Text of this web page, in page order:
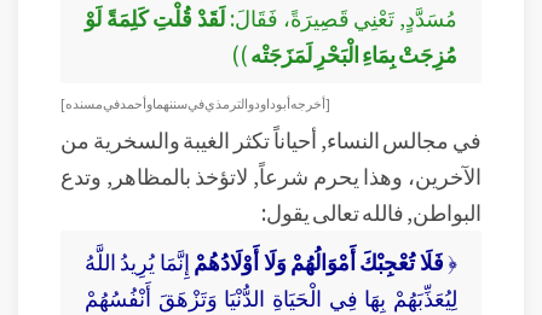
مُسَدَّدٍ, تَعْنِي قَصِيرَةً، فَقَالَ:لَقَدْ قُلْتِ كَلِمَةً لَوْ
مُزِجَتْ بِمَاءِ الْبَحْرِ لَمَزَجَتْه))
[ أخرجه أبو داود والترمذي في سننهما وأحمد في مسنده ]
في مجالس النساء, أحياناً تكثر الغيبة والسخرية من
الآخرين، وهذا يحرم شرعاً, لاتؤخذ بالمظاهر, وتدع
البواطن, فالله تعالى يقول:
﴿فَلَا تُعْجِبْكَ أَمْوَالُهُمْ وَلَا أَوْلَادُهُمْإِنَّمَا يُرِيدُ اللَّهُ
لِيُعَذِّبَهُمْ بِهَا فِي الْحَيَاةِ الدُّنْيَا وَتَزْهَقَ أَنْفُسُهُمْ